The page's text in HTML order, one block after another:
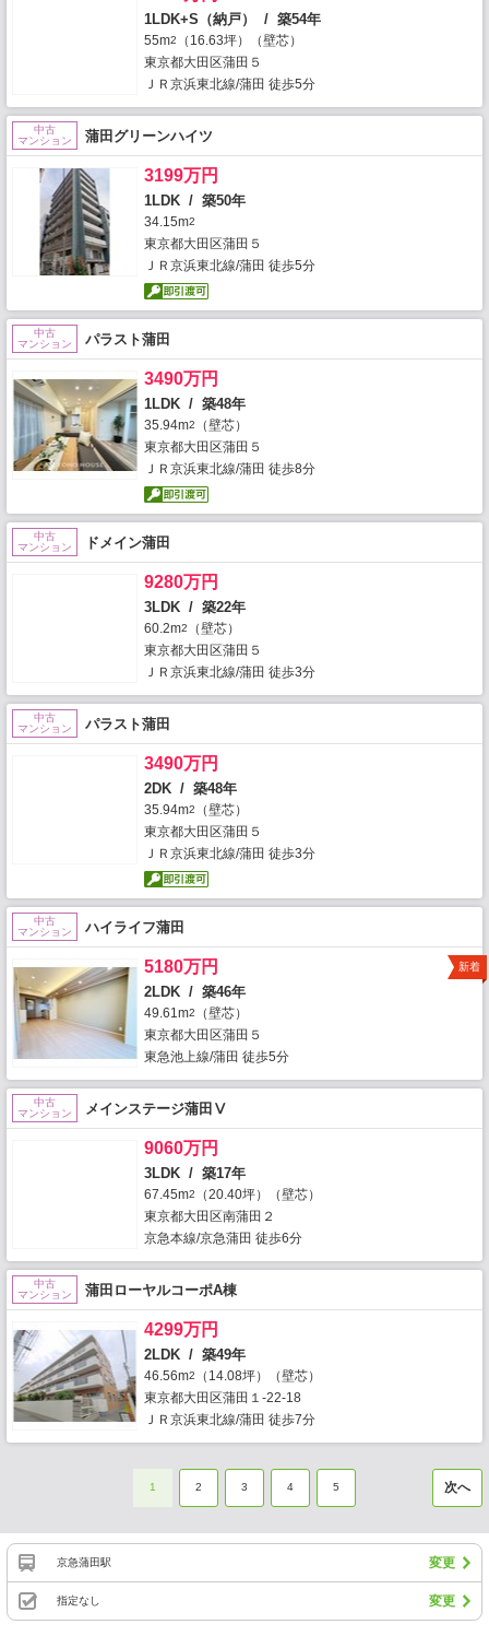
1LDK+S（納戸） / 築54年
55m2
（16.63坪）（壁芯）
東京都大田区蒲田５
ＪＲ京浜東北線/蒲田 徒歩5分
中古
マンション
蒲田グリーンハイツ
3199万円
1LDK / 築50年
34.15m2
東京都大田区蒲田５
ＪＲ京浜東北線/蒲田 徒歩5分
中古
マンション
パラスト蒲田
3490万円
1LDK / 築48年
35.94m2
（壁芯）
東京都大田区蒲田５
ＪＲ京浜東北線/蒲田 徒歩8分
中古
マンション
ドメイン蒲田
9280万円
3LDK / 築22年
60.2m2
（壁芯）
東京都大田区蒲田５
ＪＲ京浜東北線/蒲田 徒歩3分
中古
マンション
パラスト蒲田
3490万円
2DK / 築48年
35.94m2
（壁芯）
東京都大田区蒲田５
ＪＲ京浜東北線/蒲田 徒歩3分
中古
マンション
ハイライフ蒲田
5180万円
2LDK / 築46年
49.61m2
（壁芯）
東京都大田区蒲田５
東急池上線/蒲田 徒歩5分
新着
中古
マンション
メインステージ蒲田Ⅴ
9060万円
3LDK / 築17年
67.45m2
（20.40坪）（壁芯）
東京都大田区南蒲田２
京急本線/京急蒲田 徒歩6分
中古
マンション
蒲田ローヤルコーポA棟
4299万円
2LDK / 築49年
46.56m2
（14.08坪）（壁芯）
東京都大田区蒲田１-22-18
ＪＲ京浜東北線/蒲田 徒歩7分
1 2 3 4 5 次へ
京急蒲田駅 変更
指定なし 変更